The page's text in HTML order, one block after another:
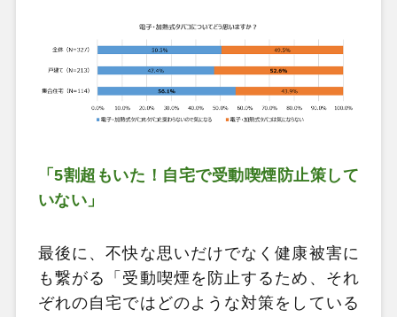
「5割超もいた！自宅で受動喫煙防止策して
いない」
最後に、不快な思いだけでなく健康被害に
も繋がる「受動喫煙を防止するため、それ
ぞれの自宅ではどのような対策をしている